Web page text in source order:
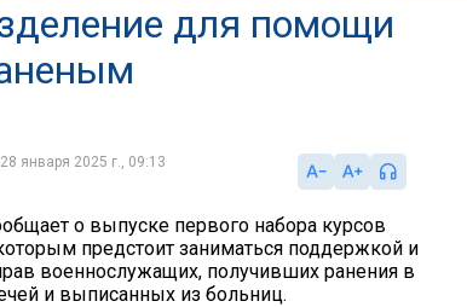
для помощи
января 2025 г., 09:13
о выпуске первого набора курсов
предстоит заниматься поддержкой и
военнослужащих, получивших ранения в
и выписанных из больниц.